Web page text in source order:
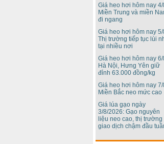
Giá heo hơi hôm nay 4/
Miền Trung và miền
đi ngang
Giá heo hơi hôm nay 5/
Thị trường tiếp tục lùi
tại nhiều nơi
Giá heo hơi hôm nay 6/
Hà Nội, Hưng Yên giữ
đỉnh 63.000 đồng/kg
Giá heo hơi hôm nay 7/
Miền Bắc neo mức cao
Giá lúa gạo ngày
3/8/2026: Gạo nguyên
liệu neo cao, thị trường
giao dịch chậm đầu